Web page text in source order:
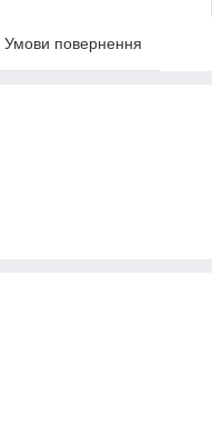
Умови повернення